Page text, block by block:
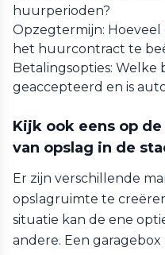
huurperioden?
Opzegtermijn: Hoeveel
het huurcontract te
Betalingsopties:
geaccepteerd en is
Kijk ook eens op
van opslag in de
Er zijn verschillende
opslagruimte te
situatie kan de ene
andere. Een